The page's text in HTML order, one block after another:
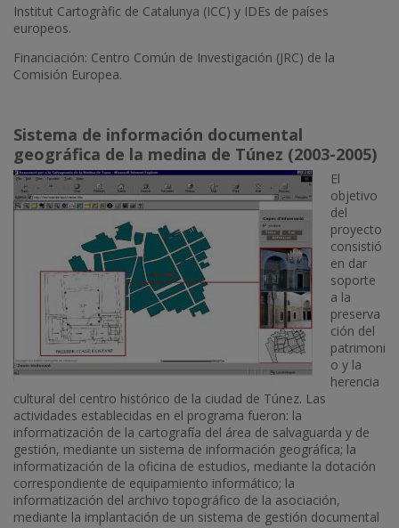
Institut Cartogràfic de Catalunya (ICC) y IDEs de países
europeos.
Financiación: Centro Común de Investigación (JRC) de la
Comisión Europea.
Sistema de información documental
geográfica de la medina de Túnez (2003-2005)
El
objetivo
del
proyecto
consistió
en dar
soporte
a la
preserva
ción del
patrimoni
o y la
herencia
cultural del centro histórico de la ciudad de Túnez. Las
actividades establecidas en el programa fueron: la
informatización de la cartografía del área de salvaguarda y de
gestión, mediante un sistema de información geográfica; la
informatización de la oficina de estudios, mediante la dotación
correspondiente de equipamiento informático; la
informatización del archivo topográfico de la asociación,
mediante la implantación de un sistema de gestión documental